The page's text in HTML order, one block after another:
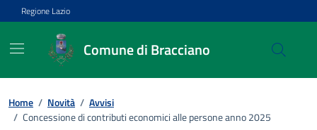
Vai ai contenuti
Vai al footer
Regione Lazio
Comune di Bracciano
Home / Novità / Avvisi
/ Concessione di contributi economici alle persone anno 2025